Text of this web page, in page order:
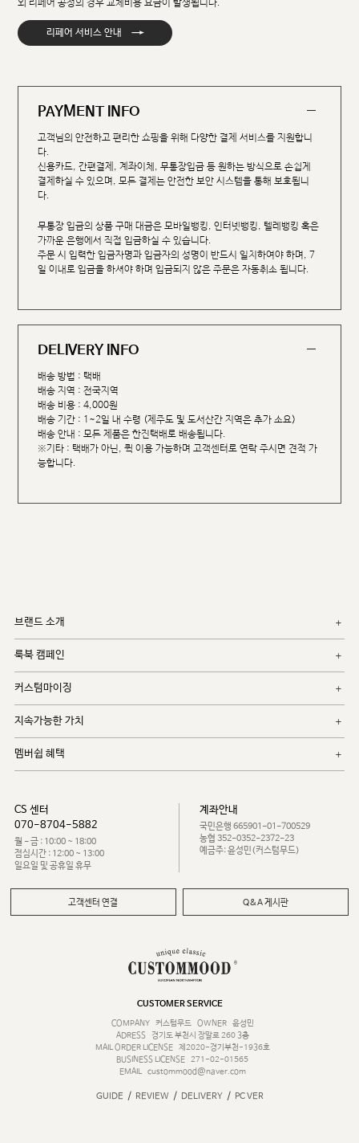
외 리페어 공정의 경우 교체비용 요금이 발생됩니다.
리페어 서비스 안내 →
PAYMENT INFO
고객님의 안전하고 편리한 쇼핑을 위해 다양한 결제 서비스를 지원합니
다.
신용카드, 간편결제, 계좌이체, 무통장입금 등 원하는 방식으로 손쉽게
결제하실 수 있으며, 모든 결제는 안전한 보안 시스템을 통해 보호됩니
다.
무통장 입금의 상품 구매 대금은 모바일뱅킹, 인터넷뱅킹, 텔레뱅킹 혹은
가까운 은행에서 직접 입금하실 수 있습니다.
주문 시 입력한 입금자명과 입금자의 성명이 반드시 일치하여야 하며, 7
일 이내로 입금을 하셔야 하며 입금되지 않은 주문은 자동취소 됩니다.
DELIVERY INFO
배송 방법 : 택배
배송 지역 : 전국지역
배송 비용 : 4,000원
배송 기간 : 1~2일 내 수령 (제주도 및 도서산간 지역은 추가 소요)
배송 안내 : 모든 제품은 한진택배로 배송됩니다.
※기타 : 택배가 아닌, 퀵 이용 가능하며 고객센터로 연락 주시면 견적 가
능합니다.
브랜드 소개
룩북 캠페인
커스텀마이징
지속가능한 가치
멤버쉽 혜택
CS 센터
070-8704-5882
월 - 금 : 10:00 ~ 18:00
점심시간 : 12:00 ~ 13:00
일요일 및 공휴일 휴무
계좌안내
국민은행 665901-01-700529
농협 352-0352-2372-23
예금주: 윤성민(커스텀무드)
고객센터 연결 Q&A 게시판
CUSTOMER SERVICE
COMPANY
커스텀무드 OWNER
윤성민
ADRESS
경기도 부천시 장말로 260 3층
MAIL ORDER LICENSE
제2020-경기부천-1936호
BUSINESS LICENSE 271-02-01565
EMAIL
custommood@naver.com
GUIDE / REVIEW / DELIVERY / PC VER